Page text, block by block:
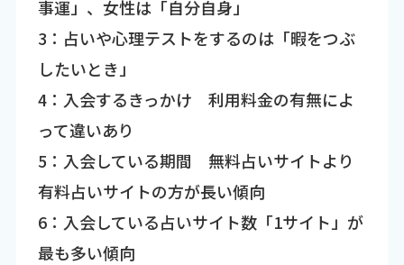
事運」、女性は「自分自身」
3：占いや心理テストをするのは「暇をつぶ
したいとき」
4：入会するきっかけ 利用料金の有無によ
って違いあり
5：入会している期間 無料占いサイトより
有料占いサイトの方が長い傾向
6：入会している占いサイト数「1サイト」が
最も多い傾向